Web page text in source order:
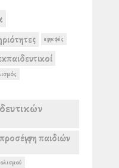
εγγραφές
παιδιών